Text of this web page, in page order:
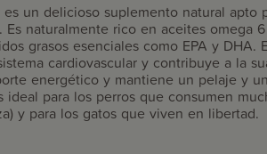
un delicioso suplemento natural apto
naturalmente rico en aceites omega
grasos esenciales como EPA y DHA.
cardiovascular y contribuye a la
energético y mantiene un pelaje y
para los perros que consumen
y para los gatos que viven en libertad.